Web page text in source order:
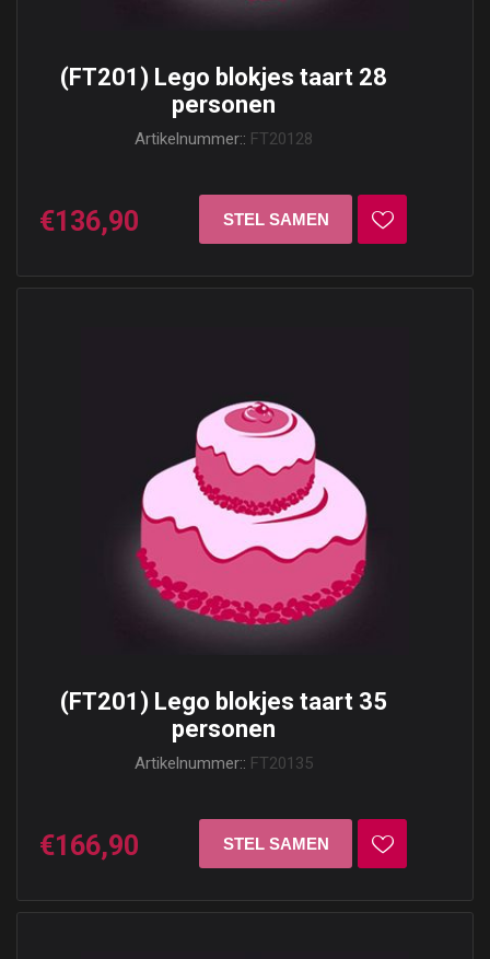
(FT201) Lego blokjes taart 28
personen
Artikelnummer:: FT20128
€136,90
(FT201) Lego blokjes taart 35
personen
Artikelnummer:: FT20135
€166,90